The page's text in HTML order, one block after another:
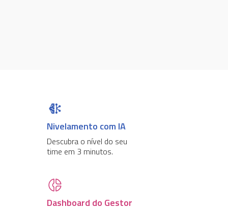
Nivelamento com IA
Descubra o nível do seu
time em 3 minutos.
Dashboard do Gestor